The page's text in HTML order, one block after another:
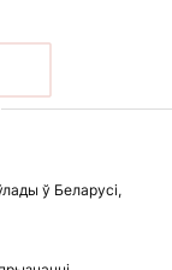
ў Беларусі,